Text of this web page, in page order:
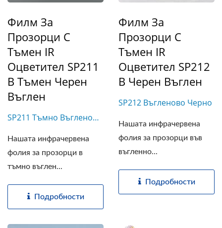
Филм За
Прозорци С
Тъмен IR
Оцветител SP211
В Тъмен Черен
Въглен
SP211 Тъмно Въглено
Нашата инфрачервена
фолия за прозорци в
тъмно въглен...
Подробности
Филм За
Прозорци С
Тъмен IR
Оцветител SP212
В Черен Въглен
SP212 Въгленово Черно
Нашата инфрачервена
фолия за прозорци във
въгленно...
Подробности